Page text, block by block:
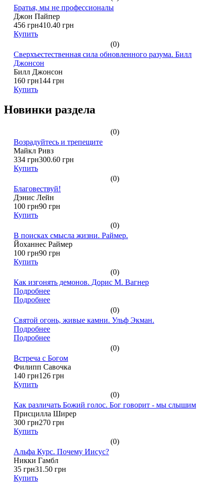
Братья, мы не профессионалы
Джон Пайпер
456 грн410.40 грн
Купить
(0)
Сверхъестественная сила обновленного разума. Билл
Джонсон
Билл Джонсон
160 грн144 грн
Купить
Новинки раздела
(0)
Возрадуйтесь и трепещите
Майкл Ривз
334 грн300.60 грн
Купить
(0)
Благовествуй!
Дэнис Лейн
100 грн90 грн
Купить
(0)
В поисках смысла жизни. Раймер.
Йоханнес Раймер
100 грн90 грн
Купить
(0)
Как изгонять демонов. Дорис М. Вагнер
Подробнее
Подробнее
(0)
Святой огонь, живые камни. Ульф Экман.
Подробнее
Подробнее
(0)
Встреча с Богом
Филипп Савочка
140 грн126 грн
Купить
(0)
Как различать Божий голос. Бог говорит - мы слышим
Присцилла Ширер
300 грн270 грн
Купить
(0)
Альфа Курс. Почему Иисус?
Никки Гамбл
35 грн31.50 грн
Купить